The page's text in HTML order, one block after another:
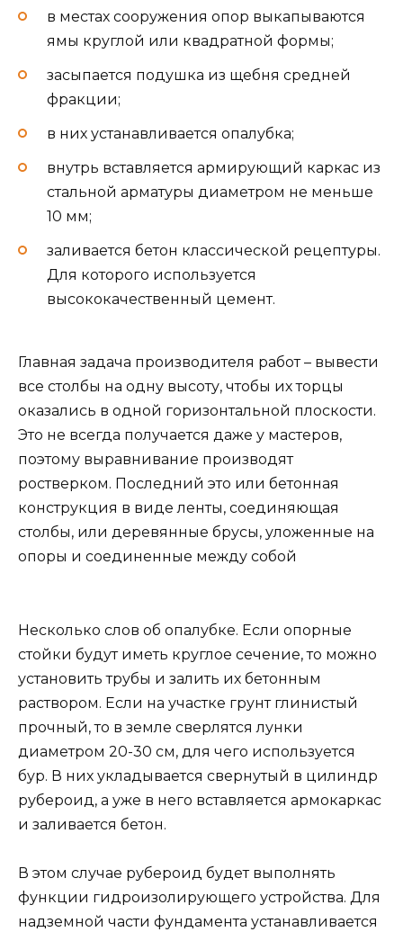
в местах сооружения опор выкапываются
ямы круглой или квадратной формы;
засыпается подушка из щебня средней
фракции;
в них устанавливается опалубка;
внутрь вставляется армирующий каркас из
стальной арматуры диаметром не меньше
10 мм;
заливается бетон классической рецептуры.
Для которого используется
высококачественный цемент.
Главная задача производителя работ – вывести
все столбы на одну высоту, чтобы их торцы
оказались в одной горизонтальной плоскости.
Это не всегда получается даже у мастеров,
поэтому выравнивание производят
ростверком. Последний это или бетонная
конструкция в виде ленты, соединяющая
столбы, или деревянные брусы, уложенные на
опоры и соединенные между собой
Несколько слов об опалубке. Если опорные
стойки будут иметь круглое сечение, то можно
установить трубы и залить их бетонным
раствором. Если на участке грунт глинистый
прочный, то в земле сверлятся лунки
диаметром 20-30 см, для чего используется
бур. В них укладывается свернутый в цилиндр
рубероид, а уже в него вставляется армокаркас
и заливается бетон.
В этом случае рубероид будет выполнять
функции гидроизолирующего устройства. Для
надземной части фундамента устанавливается